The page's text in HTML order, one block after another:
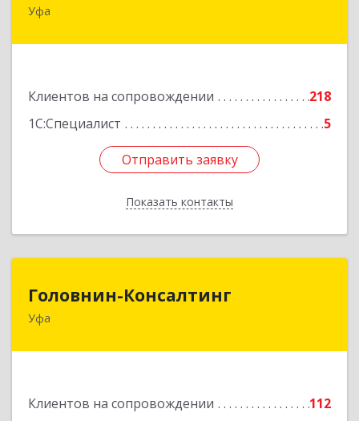
Уфа
Клиентов на сопровождении
218
1С:Специалист
5
Отправить заявку
Показать контакты
450059, Башкортостан Респ, Уфимский р-н, Уфа
Отправить заявку
Назад
Головнин-Консалтинг
Уфа
Клиентов на сопровождении
112
450006, Башкортостан Респ, Уфа г, Ленина ул,